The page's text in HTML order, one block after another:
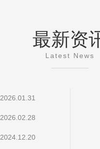
最新资
Latest News
2026.01.31
2026.02.28
2024.12.20